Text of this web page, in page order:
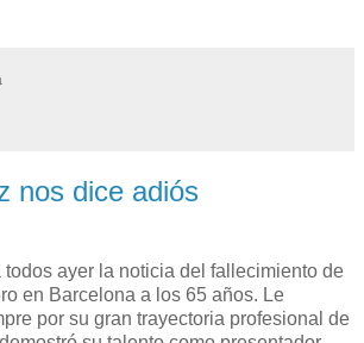
nos dice adiós
todos ayer la noticia del fallecimiento de
en Barcelona a los 65 años. Le
por su gran trayectoria profesional de